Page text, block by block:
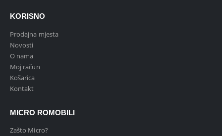
KORISNO
Prodajna mjesta
Novosti
O nama
Moj račun
Košarica
Kontakt
MICRO ROMOBILI
Zašto Micro?